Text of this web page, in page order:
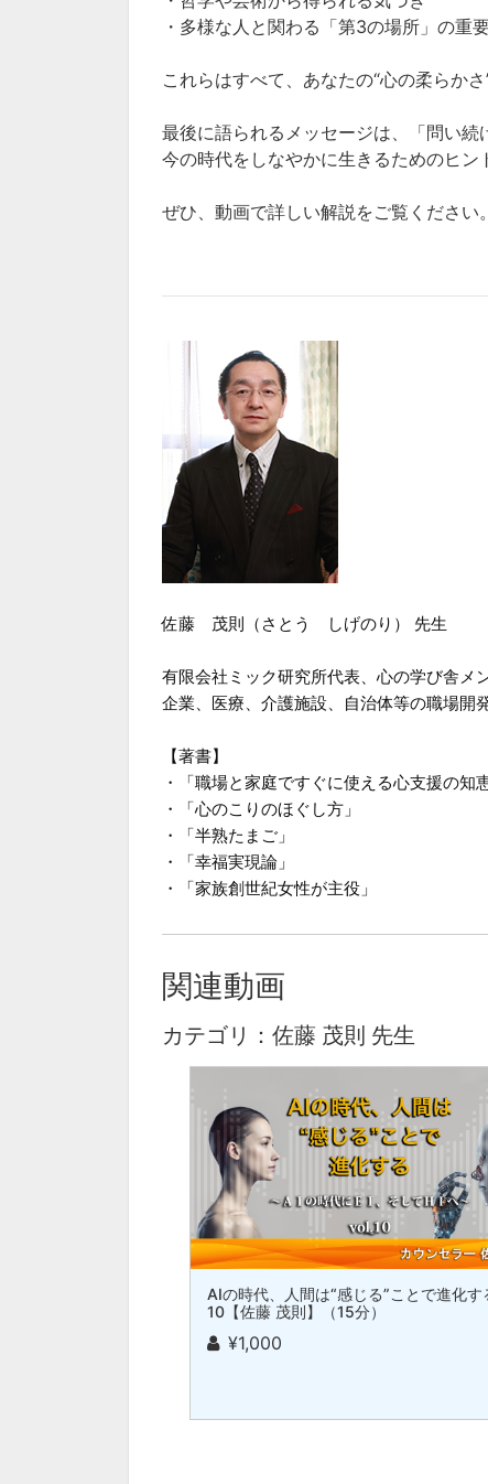
・多様な人と関わる「第3の場所」の重
これらはすべて、あなたの“心の柔らか
最後に語られるメッセージは、「問い続
今の時代をしなやかに生きるためのヒン
ぜひ、動画で詳しい解説をご覧ください。
佐藤 茂則（さとう しげのり） 先生
有限会社ミック研究所代表、心の学び舎
企業、医療、介護施設、自治体等の職場開
【著書】
・「職場と家庭ですぐに使える心支援の知恵
・「心のこりのほぐし方」
・「半熟たまご」
・「幸福実現論」
・「家族創世紀女性が主役」
関連動画
カテゴリ：佐藤 茂則 先生
AIの時代、人間は“感じる”ことで進化す
10【佐藤 茂則】（15分）
¥1,000